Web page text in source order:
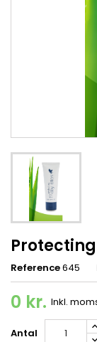
Protecting
Reference645
0 kr. Inkl.
Antal